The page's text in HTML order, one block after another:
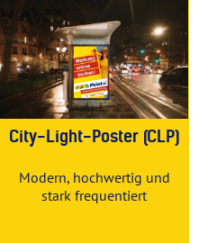
City-Light-Poster (CLP)
Modern, hochwertig und
stark frequentiert